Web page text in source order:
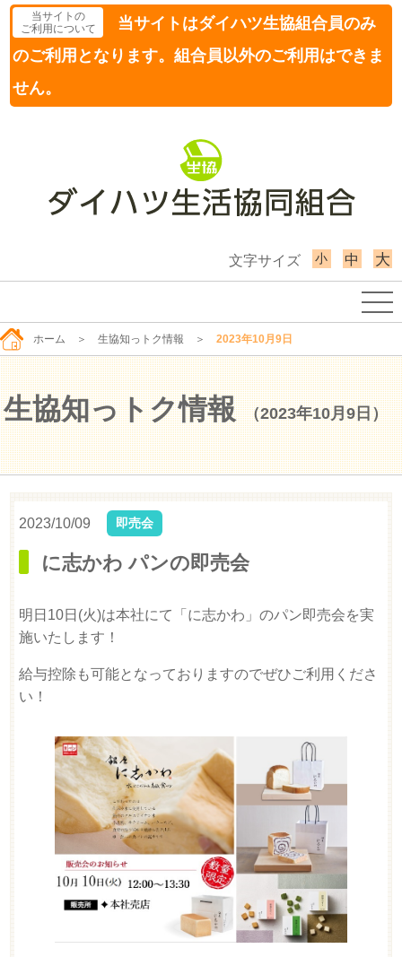
当サイトの
ご利用について
当サイトはダイハツ生協組合員のみ
のご利用となります。組合員以外のご利用はできま
せん。
文字サイズ 小 中 大
ホーム ＞ 生協知っトク情報 ＞ 2023年10月9日
生協知っトク情報 （2023年10月9日）
2023/10/09 即売会
に志かわ パンの即売会
明日10日(火)は本社にて「に志かわ」のパン即売会を実
施いたします！
給与控除も可能となっておりますのでぜひご利用くださ
い！